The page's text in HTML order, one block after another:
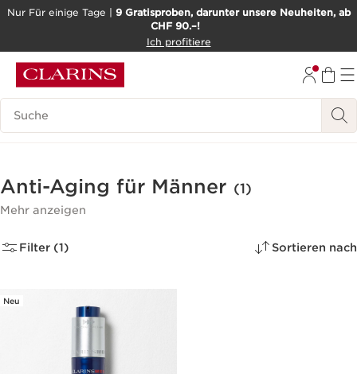
BARRIEREFREIHEITSWERKZEUG
Nur Für einige Tage | 9 Gratisproben, darunter unsere Neuheiten, ab
CHF 90.–!
Ich profitiere
Legende suchen
Anti-Aging für Männer (1)
Mehr anzeigen
Filter (1) Sortieren nach
Neu